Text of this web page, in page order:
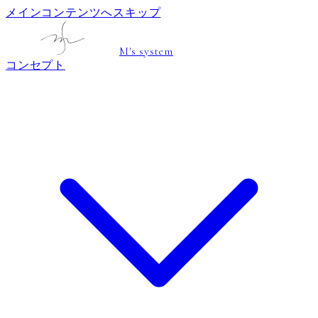
メインコンテンツへスキップ
M's system
コンセプト